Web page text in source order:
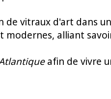
vitraux d'art dans
alliant
afin de vivre